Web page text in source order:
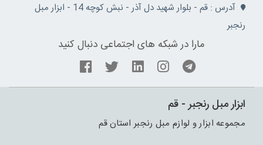
آدرس : قم - بلوار شهید دل آذر - نبش کوچه 14 - ابزار مبل
رنجبر
مارا در شبکه های اجتماعی دنبال کنید
ابزار مبل رنجبر - قم
مجموعه ابزار و لوازم مبل رنجبر استان قم